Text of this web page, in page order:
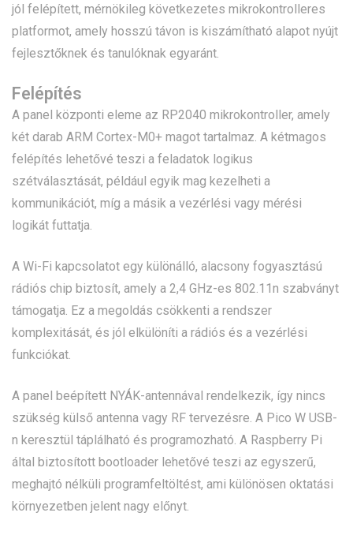
jól felépített, mérnökileg következetes mikrokontrolleres
platformot, amely hosszú távon is kiszámítható alapot nyújt
fejlesztőknek és tanulóknak egyaránt.
Felépítés
A panel központi eleme az RP2040 mikrokontroller, amely
két darab ARM Cortex-M0+ magot tartalmaz. A kétmagos
felépítés lehetővé teszi a feladatok logikus
szétválasztását, például egyik mag kezelheti a
kommunikációt, míg a másik a vezérlési vagy mérési
logikát futtatja.
A Wi-Fi kapcsolatot egy különálló, alacsony fogyasztású
rádiós chip biztosít, amely a 2,4 GHz-es 802.11n szabványt
támogatja. Ez a megoldás csökkenti a rendszer
komplexitását, és jól elkülöníti a rádiós és a vezérlési
funkciókat.
A panel beépített NYÁK-antennával rendelkezik, így nincs
szükség külső antenna vagy RF tervezésre. A Pico W USB-
n keresztül táplálható és programozható. A Raspberry Pi
által biztosított bootloader lehetővé teszi az egyszerű,
meghajtó nélküli programfeltöltést, ami különösen oktatási
környezetben jelent nagy előnyt.